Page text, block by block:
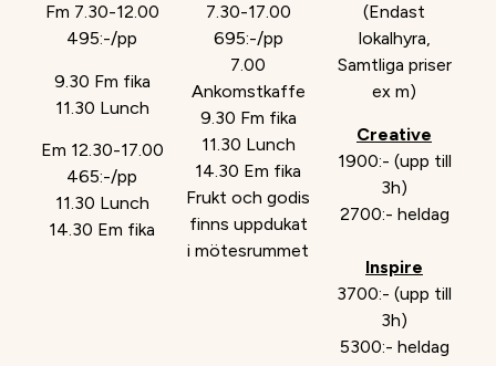
Fm 7.30-12.00
495:-/pp
9.30 Fm fika
11.30 Lunch
Em 12.30-17.00
465:-/pp
11.30 Lunch
14.30 Em fika
7.30-17.00
695:-/pp
7.00
Ankomstkaffe
9.30 Fm fika
11.30 Lunch
14.30 Em fika
Frukt och godis
finns uppdukat
i mötesrummet
(Endast
lokalhyra,
Samtliga priser
ex m)
Creative
1900:- (upp till
3h)
2700:- heldag
Inspire
3700:- (upp till
3h)
5300:- heldag